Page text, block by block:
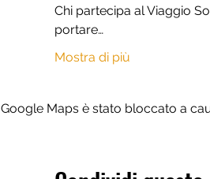
Chi partecipa al Viaggio
portare…
Mostra di più
Google Maps è stato bloccato a